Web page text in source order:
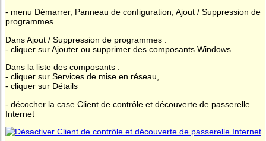
- menu Démarrer, Panneau de configuration, Ajout / Suppression de
programmes
Dans Ajout / Suppression de programmes :
- cliquer sur Ajouter ou supprimer des composants Windows
Dans la liste des composants :
- cliquer sur Services de mise en réseau,
- cliquer sur Détails
- décocher la case Client de contrôle et découverte de passerelle
Internet